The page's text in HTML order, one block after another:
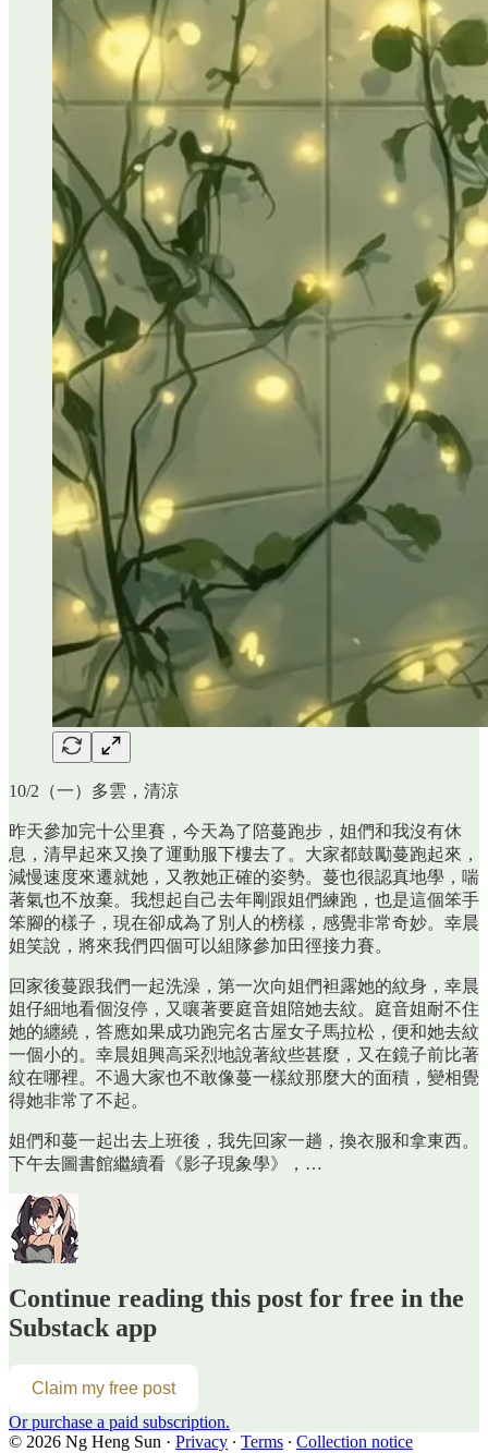
10/2（一）多雲，清涼
昨天參加完十公里賽，今天為了陪蔓跑步，姐們和我沒有休
息，清早起來又換了運動服下樓去了。大家都鼓勵蔓跑起來，
減慢速度來遷就她，又教她正確的姿勢。蔓也很認真地學，喘
著氣也不放棄。我想起自己去年剛跟姐們練跑，也是這個笨手
笨腳的樣子，現在卻成為了別人的榜樣，感覺非常奇妙。幸晨
姐笑說，將來我們四個可以組隊參加田徑接力賽。
回家後蔓跟我們一起洗澡，第一次向姐們袒露她的紋身，幸晨
姐仔細地看個沒停，又嚷著要庭音姐陪她去紋。庭音姐耐不住
她的纏繞，答應如果成功跑完名古屋女子馬拉松，便和她去紋
一個小的。幸晨姐興高采烈地說著紋些甚麼，又在鏡子前比著
紋在哪裡。不過大家也不敢像蔓一樣紋那麼大的面積，變相覺
得她非常了不起。
姐們和蔓一起出去上班後，我先回家一趟，換衣服和拿東西。
下午去圖書館繼續看《影子現象學》，…
Continue reading this post for free in the
Substack app
Claim my free post
Or purchase a paid subscription.
© 2026 Ng Heng Sun · Privacy ∙ Terms ∙ Collection notice